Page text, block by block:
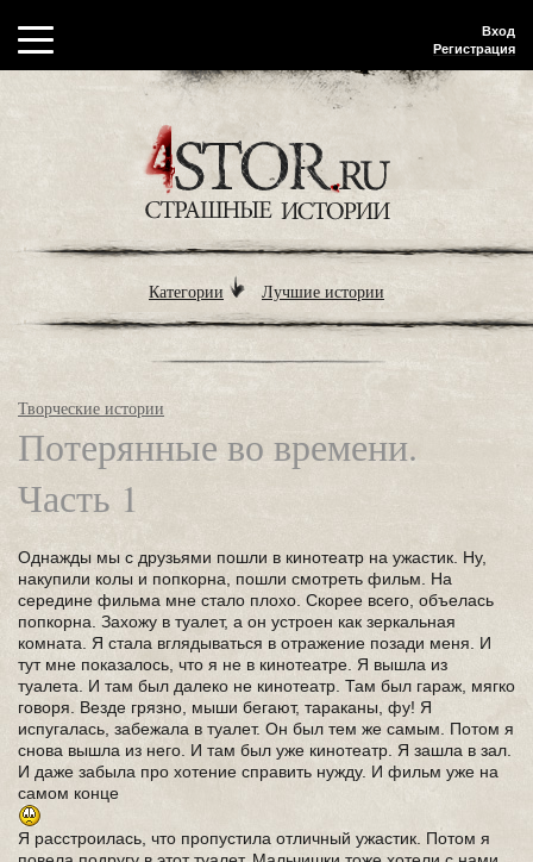
Вход
Регистрация
Категории Лучшие истории
Творческие истории
Потерянные во времени.
Часть 1
Однажды мы с друзьями пошли в кинотеатр на ужастик. Ну,
накупили колы и попкорна, пошли смотреть фильм. На
середине фильма мне стало плохо. Скорее всего, объелась
попкорна. Захожу в туалет, а он устроен как зеркальная
комната. Я стала вглядываться в отражение позади меня. И
тут мне показалось, что я не в кинотеатре. Я вышла из
туалета. И там был далеко не кинотеатр. Там был гараж, мягко
говоря. Везде грязно, мыши бегают, тараканы, фу! Я
испугалась, забежала в туалет. Он был тем же самым. Потом я
снова вышла из него. И там был уже кинотеатр. Я зашла в зал.
И даже забыла про хотение справить нужду. И фильм уже на
самом конце
Я расстроилась, что пропустила отличный ужастик. Потом я